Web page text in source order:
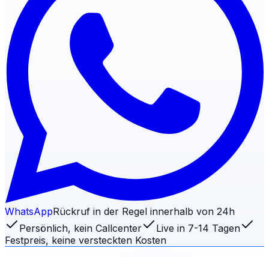
WhatsAppRückruf in der Regel innerhalb von 24h
Persönlich, kein Callcenter
Live in 7-14 Tagen
Festpreis, keine versteckten Kosten